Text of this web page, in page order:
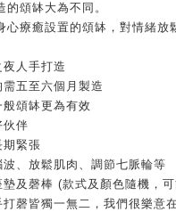
的頌缽大為不同。
心療癒設置的頌缽，對情緒放
人手打造
五至六個月製造
頌缽更為有效
伙伴
緊張
、放鬆肌肉、調節七脈輪等
及磬棒 (款式及顏色隨機，
磬皆獨一無二，我們很樂意